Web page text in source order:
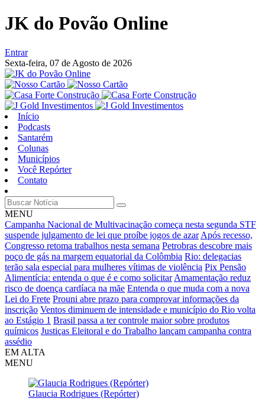
JK do Povão Online
Entrar
Sexta-feira, 07 de Agosto de 2026
Início
Podcasts
Santarém
Colunas
Municípios
Você Repórter
Contato
MENU
Campanha Nacional de Multivacinação começa nesta segunda STF
suspende julgamento de lei que proíbe jogos de azar Após recesso,
Congresso retoma trabalhos nesta semana Petrobras descobre mais
poço de gás na margem equatorial da Colômbia Rio: delegacias
terão sala especial para mulheres vítimas de violência Pix Pensão
Alimentícia: entenda o que é e como solicitar Amamentação reduz
risco de doença cardíaca na mãe Entenda o que muda com a nova
Lei do Frete Prouni abre prazo para comprovar informações da
inscrição Ventos diminuem de intensidade e município do Rio volta
ao Estágio 1 Brasil passa a ter controle maior sobre produtos
químicos Justiças Eleitoral e do Trabalho lançam campanha contra
assédio
EM ALTA
MENU
Glaucia Rodrigues (Repórter)